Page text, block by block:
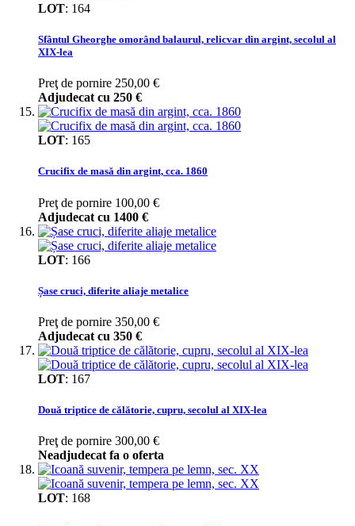
LOT: 164
Sfântul Gheorghe omorând balaurul, relicvar din argint, secolul al
XIX-lea
Preţ de pornire 250,00 €
Adjudecat cu 250 €
LOT: 165
Crucifix de masă din argint, cca. 1860
Preţ de pornire 100,00 €
Adjudecat cu 1400 €
LOT: 166
Șase cruci, diferite aliaje metalice
Preţ de pornire 350,00 €
Adjudecat cu 350 €
LOT: 167
Două triptice de călătorie, cupru, secolul al XIX-lea
Preţ de pornire 300,00 €
Neadjudecat fa o oferta
LOT: 168